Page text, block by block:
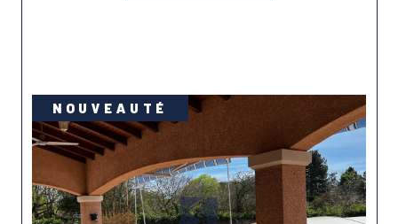
NOUVEAUTÉ